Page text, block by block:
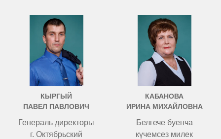
КЫРГЫЙ
ПАВЕЛ ПАВЛОВИЧ
Генераль директоры
г. Октябрьский
КАБАНОВА
ИРИНА МИХАЙЛОВНА
Белгече буенча
күчемсез милек